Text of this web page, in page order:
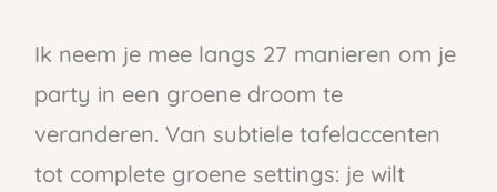
Ik neem je mee langs 27 manieren om je
party in een groene droom te
veranderen. Van subtiele tafelaccenten
tot complete groene settings: je wilt